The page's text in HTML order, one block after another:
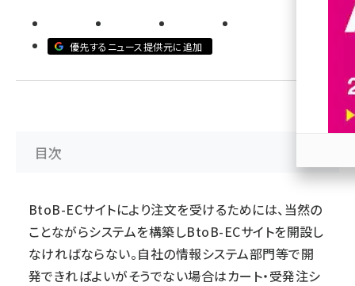
ビィ・フォアード (777)
revico (744)
優先するニュース提供元に追加
目次
BtoB-ECサイトにより注文を受けるためには、当然の
ことながらシステムを構築しBtoB-ECサイトを開設し
なければならない。自社の情報システム部門等で開
発できればよいがそうでない場合はカート・受発注シ
参